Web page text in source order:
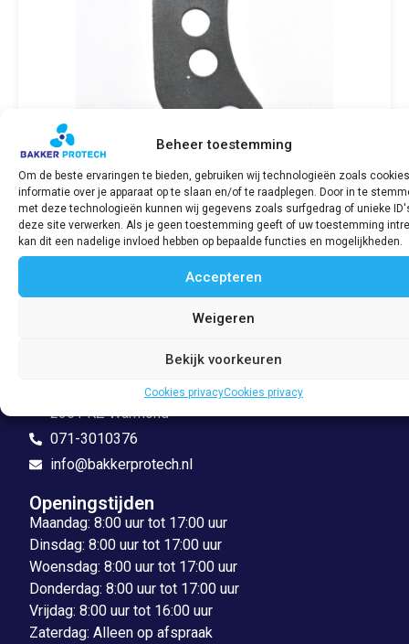
Beheer toestemming
Om de beste ervaringen te bieden, gebruiken wij technologieën zoals
informatie over je apparaat op te slaan en/of te raadplegen. Door in te
met deze technologieën kunnen wij gegevens zoals surfgedrag of unieke
deze site verwerken. Als je geen toestemming geeft of uw toestemming
kan dit een nadelige invloed hebben op bepaalde functies en mogelijkheden.
Accepteren
Weigeren
Bekijk voorkeuren
Cookies privacyCookies privacy
Water pakking/gasket SABB Diesel 2G
€ 16,36 incl. BTW
2361 KZ Warmond
071-3010376
info@bakkerprotech.nl
Openingstijden
Maandag: 8:00 uur tot 17:00 uur
Dinsdag: 8:00 uur tot 17:00 uur
Woensdag: 8:00 uur tot 17:00 uur
Donderdag: 8:00 uur tot 17:00 uur
Vrijdag: 8:00 uur tot 16:00 uur
Zaterdag: Alleen op afspraak